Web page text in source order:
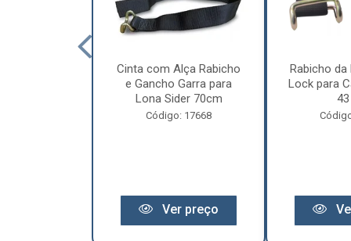
Cinta com Alça Rabicho
e Gancho Garra para
Lona Sider 70cm
Código: 17668
Ver preço
Rabicho da
Lock para